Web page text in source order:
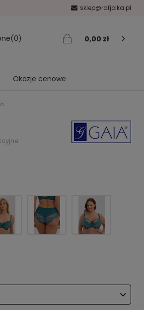
sklep@rafjolka.pl
0 0,00 zł
Okazje cenowe